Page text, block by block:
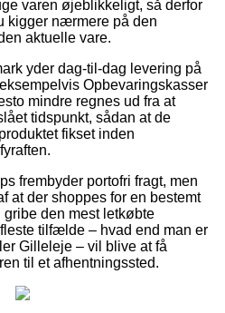
varen øjeblikkeligt, så derfor
kigger nærmere på den
aktuelle vare.
yder dag-til-dag levering på
Opbevaringskasser
mindre regnes ud fra at
tidspunkt, sådan at de
fikset inden
frembyder portofri fragt, men
at der shoppes for en bestemt
den mest letkøbte
tilfælde – hvad end man er
Gilleleje – vil blive at få
til et afhentningssted.